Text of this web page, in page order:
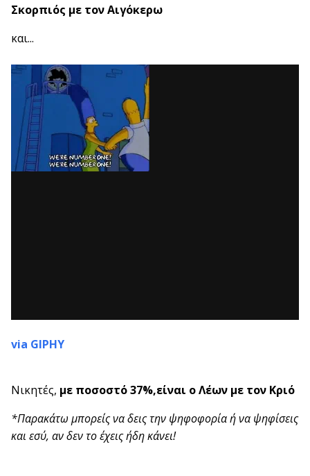
Σκορπιός με τον Αιγόκερω
και...
via GIPHY
Νικητές, με ποσοστό 37%,είναι ο Λέων με τον Κριό
*Παρακάτω μπορείς να δεις την ψηφοφορία ή να ψηφίσεις
και εσύ, αν δεν το έχεις ήδη κάνει!